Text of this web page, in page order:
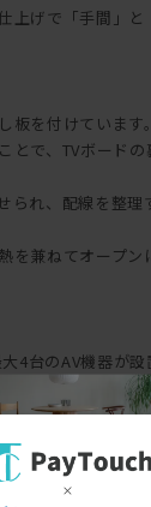
上げで「手間」
板を付けています。
とで、TVボード
られ、配線を整理
を兼ねてオープン
4台のAV機器が設
器に対応してい
/ 13.9cmの3段
可能で、